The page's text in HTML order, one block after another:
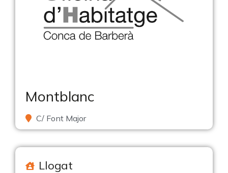
Montblanc
C/ Font Major
Llogat